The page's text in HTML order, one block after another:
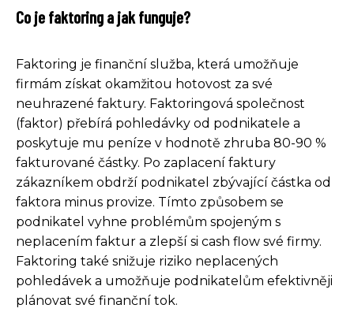
Co je faktoring a jak funguje?
Faktoring je finanční služba, která umožňuje
firmám získat okamžitou hotovost za své
neuhrazené faktury. Faktoringová společnost
(faktor) přebírá pohledávky od podnikatele a
poskytuje mu peníze v hodnotě zhruba 80-90 %
fakturované částky. Po zaplacení faktury
zákazníkem obdrží podnikatel zbývající částka od
faktora minus provize. Tímto způsobem se
podnikatel vyhne problémům spojeným s
neplacením faktur a zlepší si cash flow své firmy.
Faktoring také snižuje riziko neplacených
pohledávek a umožňuje podnikatelům efektivněji
plánovat své finanční tok.